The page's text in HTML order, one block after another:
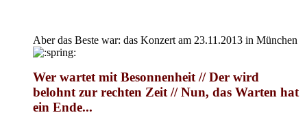
Aber das Beste war: das Konzert am 23.11.2013 in München
Wer wartet mit Besonnenheit // Der wird
belohnt zur rechten Zeit // Nun, das Warten hat
ein Ende...